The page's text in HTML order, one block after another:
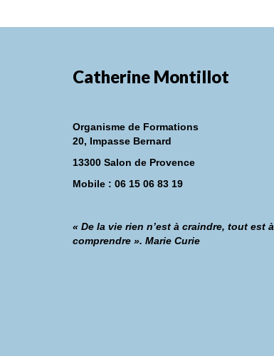
Catherine Montillot
Organisme de Formations
20, Impasse Bernard
13300 Salon de Provence
Mobile : 06 15 06 83 19
« De la vie rien n’est à craindre, tout est à
comprendre ». Marie Curie